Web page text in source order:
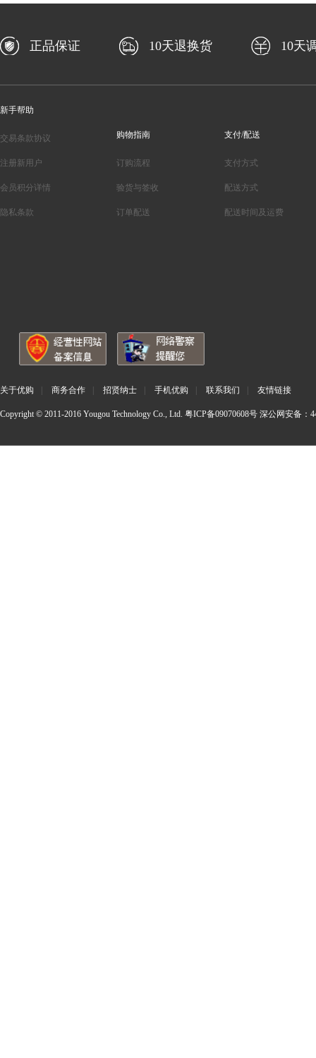
正品保证 10天退换货 10天
新手帮助
交易条款协议
注册新用户
会员积分详情
隐私条款
购物指南
订购流程
验货与签收
订单配送
支付/配送
支付方式
配送方式
配送时间及运费
关于优购 商务合作 招贤纳士 手机优购 联系我们 友情链接
Copyright © 2011-2016 Yougou Technology Co., Ltd. 粤ICP备09070608号 深公网安备：